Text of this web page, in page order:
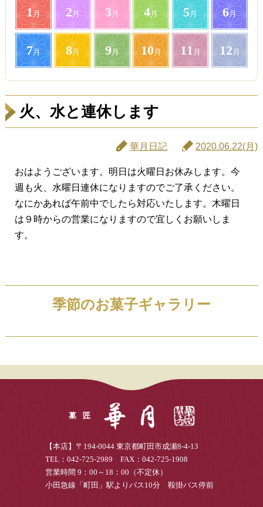
1月 2 月 3 月 4月 5月 6月
7月 8月 9月 10月 11 月 12 月
火、水と連休します
華月日記 2020.06.22(月)
おはようございます。明日は火曜日お休みします。今
週も火、水曜日連休になりますのでご了承ください。
なにかあれば午前中でしたら対応いたします。木曜日
は９時からの営業になりますので宜しくお願いしま
す。
季節のお菓子ギャラリー
【本店】〒194-0044 東京都町田市成瀬8-4-13
TEL：042-725-2989 FAX：042-725-1908
営業時間 9：00～18：00（不定休）
小田急線「町田」駅よりバス10分 鞍掛バス停前